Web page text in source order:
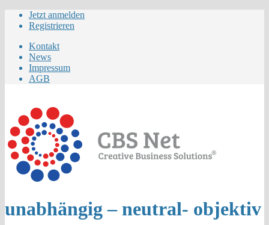
Jetzt anmelden
Registrieren
Kontakt
News
Impressum
AGB
unabhängig – neutral- objektiv